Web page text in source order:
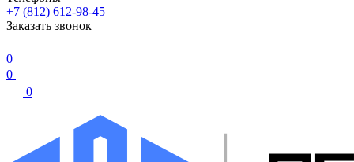
+7 (812) 612-98-45
Заказать звонок
0
0
0